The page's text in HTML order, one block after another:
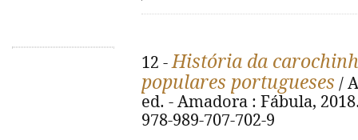
12 -História da
populares portugueses /
ed. - Amadora : Fábula,
978-989-707-702-9